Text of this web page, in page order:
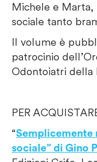
Michele e
sociale tanto
Il volume è
patrocinio
Odontoiatri della
PER
“Semplicemente
sociale” di Gino